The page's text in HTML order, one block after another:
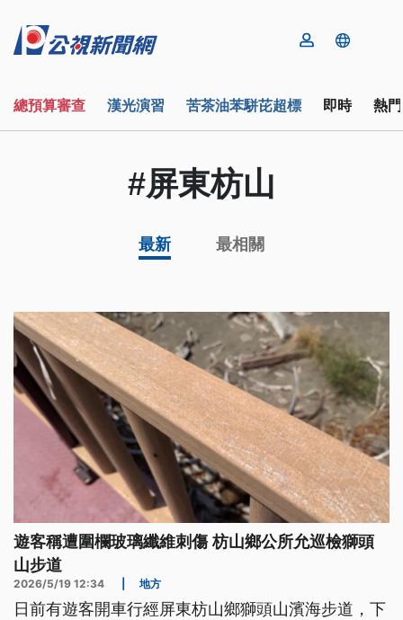
總預算審查 漢光演習 苦茶油苯駢芘超標 即時 熱
#屏東枋山
最新 最相關
遊客稱遭圍欄玻璃纖維刺傷 枋山鄉公所允巡檢獅頭
山步道
2026/5/19 12:34 地方
日前有遊客開車行經屏東枋山鄉獅頭山濱海步道，下